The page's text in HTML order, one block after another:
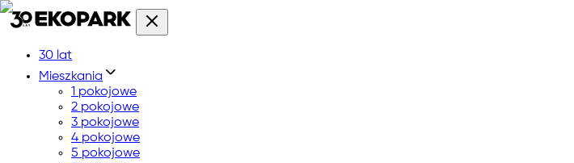
30 lat
Mieszkania
1 pokojowe
2 pokojowe
3 pokojowe
4 pokojowe
5 pokojowe